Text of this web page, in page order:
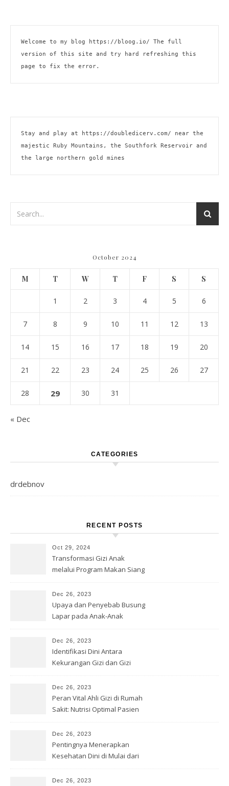
Welcome to my blog https://bloog.io/ The full
version of this site and try hard refreshing this
page to fix the error.
Stay and play at https://doubledicerv.com/ near the
majestic Ruby Mountains, the Southfork Reservoir and
the large northern gold mines
October 2024
M T W T F S S
1 2 3 4 5 6
7 8 9 10 11 12 13
14 15 16 17 18 19 20
21 22 23 24 25 26 27
28 29 30 31
« Dec
CATEGORIES
drdebnov
RECENT POSTS
Oct 29, 2024
Transformasi Gizi Anak
melalui Program Makan Siang
Dec 26, 2023
Upaya dan Penyebab Busung
Lapar pada Anak-Anak
Dec 26, 2023
Identifikasi Dini Antara
Kekurangan Gizi dan Gizi
Dec 26, 2023
Peran Vital Ahli Gizi di Rumah
Sakit: Nutrisi Optimal Pasien
Dec 26, 2023
Pentingnya Menerapkan
Kesehatan Dini di Mulai dari
Dec 26, 2023